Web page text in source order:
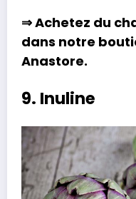
⇒ Achetez du
dans notre
Anastore.
9. Inuline